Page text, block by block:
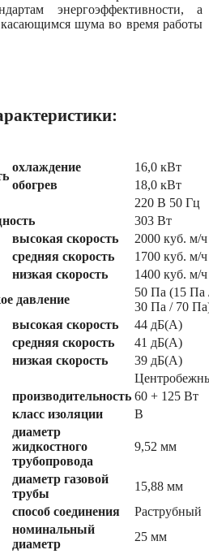
энергоэффективности, а
шума во время работы
охлаждение
16,0 кВт
обогрев
18,0 кВт
220 В 50 Гц
303 Вт
высокая скорость
2000 куб. м/ч
средняя скорость
1700 куб. м/ч
низкая скорость
1400 куб. м/ч
давление
50 Па (15 Па
30 Па / 70
высокая скорость
44 дБ(А)
средняя скорость
41 дБ(А)
низкая скорость
39 дБ(А)
производительность 60 + 125 Вт
класс изоляции
B
диаметр
жидкостного
трубопровода
9,52 мм
диаметр газовой
трубы
15,88 мм
способ соединения
Раструбный
номинальный
диаметр
25 мм